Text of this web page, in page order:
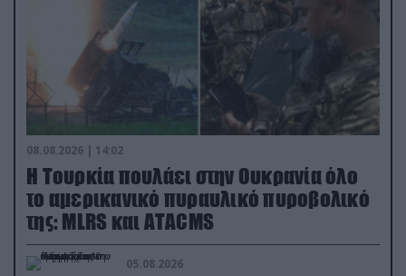
08.08.2026 | 14:02
Η Τουρκία πουλάει στην Ουκρανία όλο
το αμερικανικό πυραυλικό πυροβολικό
της: MLRS και ΑΤΑCMS
05.08.2026